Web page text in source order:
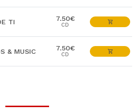
TI 7.50€
CD
& MUSIC 7.50€
CD